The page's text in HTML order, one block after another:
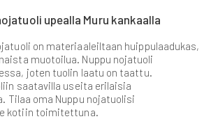
upealla Muru kankaalla
on materiaaleiltaan huippulaadukas,
muotoilua. Nuppu nojatuoli
joten tuolin laatu on taattu.
saatavilla useita erilaisia
Tilaa oma Nuppu nojatuolisi
kotiin toimitettuna.